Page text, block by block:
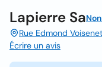
Lapierre Sa
Rue Edmond
Écrire un avis